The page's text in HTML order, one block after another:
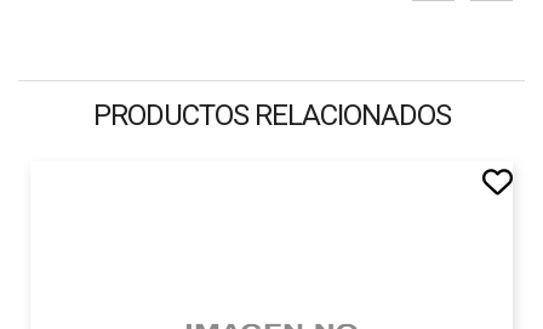
PRODUCTOS RELACIONADOS